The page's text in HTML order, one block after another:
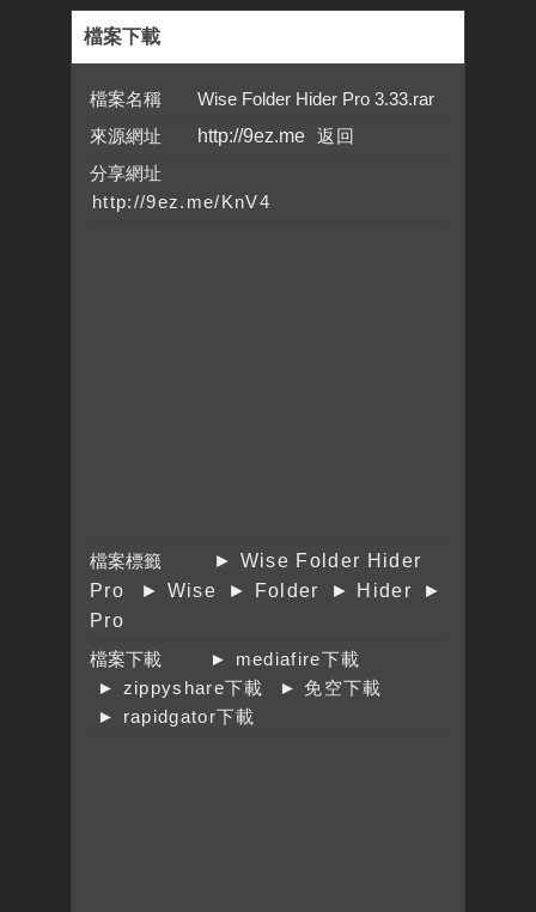
檔案下載
檔案名稱 Wise Folder Hider Pro 3.33.rar
來源網址
http://9ez.me
分享網址
檔案標籤
► Wise Folder Hider
Pro
► Wise ► Folder ► Hider
►
Pro
檔案下載